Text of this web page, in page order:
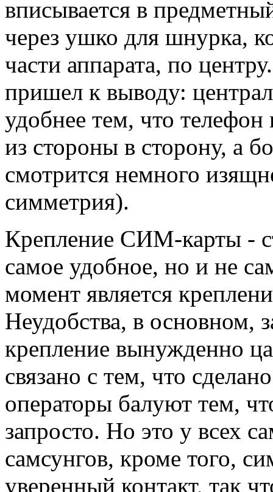
вписывается в
через ушко для шнурка,
части аппарата, по
пришел к выводу:
удобнее тем, что
из стороны в сторону, а
смотрится немного
симметрия).
Крепление СИМ-карты -
самое удобное, но и не
момент является
Неудобства, в основном,
крепление вынужденно
связано с тем, что
операторы балуют тем,
запросто. Но это у всех
самсунгов, кроме того,
уверенный контакт, так